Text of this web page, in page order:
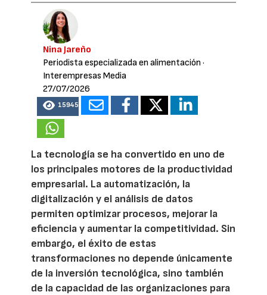
Nina Jareño
Periodista especializada en alimentación ·
Interempresas Media
27/07/2026
15945
La tecnología se ha convertido en uno de
los principales motores de la productividad
empresarial. La automatización, la
digitalización y el análisis de datos
permiten optimizar procesos, mejorar la
eficiencia y aumentar la competitividad. Sin
embargo, el éxito de estas
transformaciones no depende únicamente
de la inversión tecnológica, sino también
de la capacidad de las organizaciones para